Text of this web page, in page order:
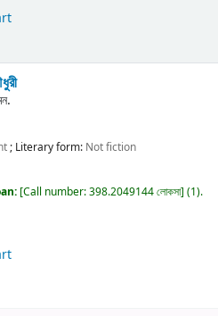
; Literary form: Not fiction
Call number:398.2049144 লোকসা (1).